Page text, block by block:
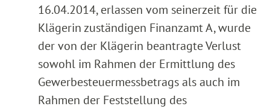
16.04.2014, erlassen vom seinerzeit für die
Klägerin zuständigen Finanzamt A, wurde
der von der Klägerin beantragte Verlust
sowohl im Rahmen der Ermittlung des
Gewerbesteuermessbetrags als auch im
Rahmen der Feststellung des